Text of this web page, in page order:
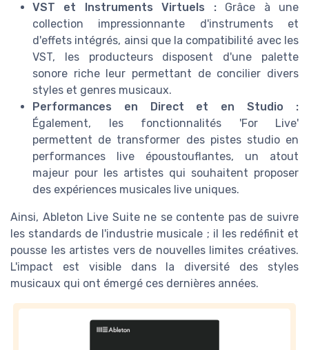
VST et Instruments Virtuels :Grâce à une
collection impressionnante d'instruments et
d'effets intégrés, ainsi que la compatibilité avec les
VST, les producteurs disposent d'une palette
sonore riche leur permettant de concilier divers
styles et genres musicaux.
Performances en Direct et en Studio :
Également, les fonctionnalités 'For Live'
permettent de transformer des pistes studio en
performances live époustouflantes, un atout
majeur pour les artistes qui souhaitent proposer
des expériences musicales live uniques.
Ainsi, Ableton Live Suite ne se contente pas de suivre
les standards de l'industrie musicale ; il les redéfinit et
pousse les artistes vers de nouvelles limites créatives.
L'impact est visible dans la diversité des styles
musicaux qui ont émergé ces dernières années.